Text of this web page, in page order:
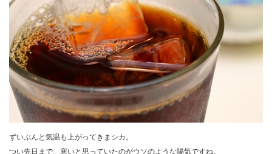
ずいぶんと気温も上がってきまシカ。
つい先日まで、寒いと思っていたのがウソのような陽気ですね。